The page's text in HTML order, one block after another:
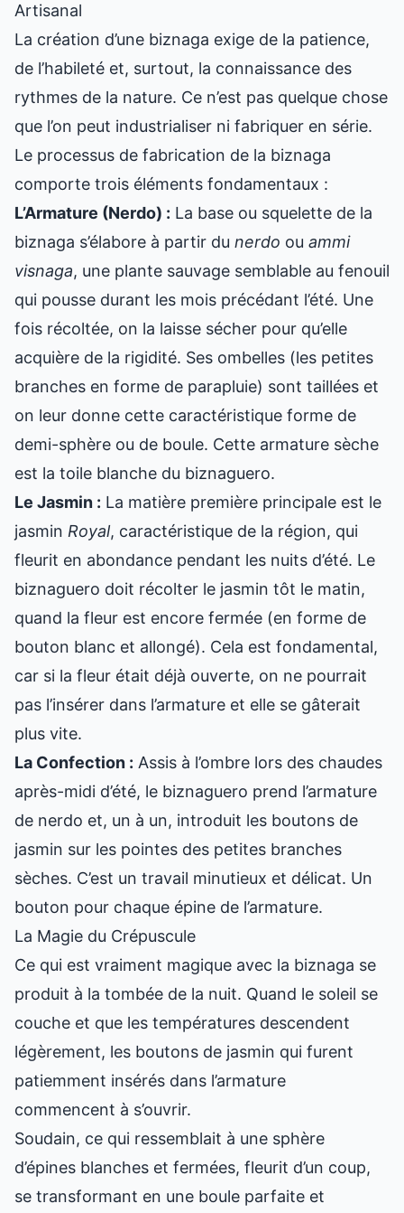
Artisanal
La création d’une biznaga exige de la patience,
de l’habileté et, surtout, la connaissance des
rythmes de la nature. Ce n’est pas quelque chose
que l’on peut industrialiser ni fabriquer en série.
Le processus de fabrication de la biznaga
comporte trois éléments fondamentaux :
L’Armature (Nerdo) : La base ou squelette de la
biznaga s’élabore à partir du nerdo ou ammi
visnaga, une plante sauvage semblable au fenouil
qui pousse durant les mois précédant l’été. Une
fois récoltée, on la laisse sécher pour qu’elle
acquière de la rigidité. Ses ombelles (les petites
branches en forme de parapluie) sont taillées et
on leur donne cette caractéristique forme de
demi-sphère ou de boule. Cette armature sèche
est la toile blanche du biznaguero.
Le Jasmin : La matière première principale est le
jasmin Royal, caractéristique de la région, qui
fleurit en abondance pendant les nuits d’été. Le
biznaguero doit récolter le jasmin tôt le matin,
quand la fleur est encore fermée (en forme de
bouton blanc et allongé). Cela est fondamental,
car si la fleur était déjà ouverte, on ne pourrait
pas l’insérer dans l’armature et elle se gâterait
plus vite.
La Confection : Assis à l’ombre lors des chaudes
après-midi d’été, le biznaguero prend l’armature
de nerdo et, un à un, introduit les boutons de
jasmin sur les pointes des petites branches
sèches. C’est un travail minutieux et délicat. Un
bouton pour chaque épine de l’armature.
La Magie du Crépuscule
Ce qui est vraiment magique avec la biznaga se
produit à la tombée de la nuit. Quand le soleil se
couche et que les températures descendent
légèrement, les boutons de jasmin qui furent
patiemment insérés dans l’armature
commencent à s’ouvrir.
Soudain, ce qui ressemblait à une sphère
d’épines blanches et fermées, fleurit d’un coup,
se transformant en une boule parfaite et